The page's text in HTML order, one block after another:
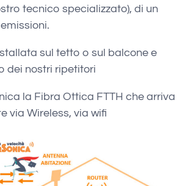
tecnico specializzato), di un
sul tetto o sul balcone e
dei nostri ripetitori
la Fibra Ottica FTTH che arriva
via Wireless, via wifi